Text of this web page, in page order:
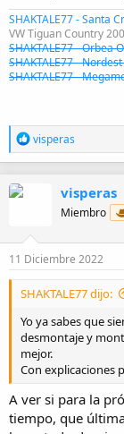
SHAKTALE77 - Santa
VW Tiguan Country
SHAKTALE77 - Orbea
SHAKTALE77 -
SHAKTALE77 -
R
e
a
n
e
s
visperas
visperas
Miembro
11 Diciembre 2022
SHAKTALE77 dijo:
Yo ya sabes que
desmontaje y
mejor.
Con explicaciones
A ver si para la
tiempo, que